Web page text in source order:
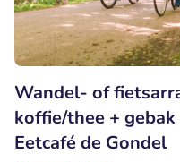
Wandel- of
koffie/thee +
Eetcafé de Gondel